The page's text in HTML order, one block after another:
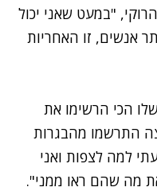
"במעט שאני יכול
אנשים, זו האחריות
הכי הרשימו את
התרשמו מהבגרות
למה לצפות ואני
מה שהם ראו ממני".